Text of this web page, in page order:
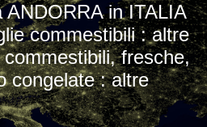
ANDORRA in ITALIA
commestibili : altre
fresche,
congelate : altre